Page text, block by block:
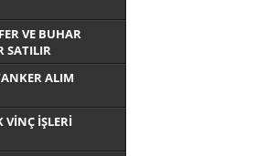
VE BUHAR
SATILIR
ALIM
VİNÇ İŞLERİ